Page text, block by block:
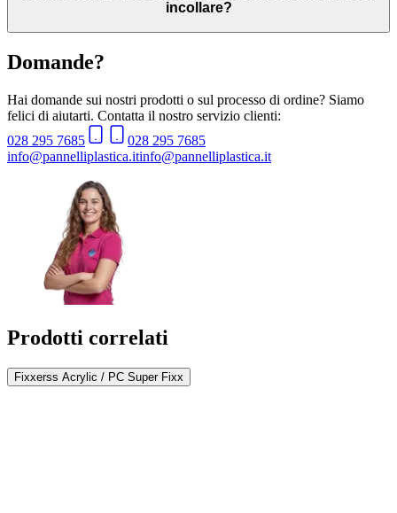
incollare?
Domande?
Hai domande sui nostri prodotti o sul processo di ordine? Siamo
felici di aiutarti. Contatta il nostro servizio clienti:
028 295 7685
028 295 7685
info@pannelliplastica.itinfo@pannelliplastica.it
Prodotti correlati
Fixxerss Acrylic / PC Super Fixx